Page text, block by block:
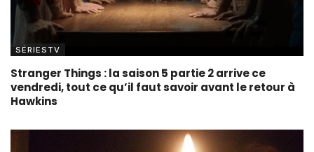
SÉRIESTV
Stranger Things : la saison 5 partie 2 arrive ce
vendredi, tout ce qu’il faut savoir avant le retour à
Hawkins